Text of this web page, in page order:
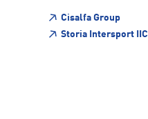
Cisalfa Group
Storia Intersport IIC